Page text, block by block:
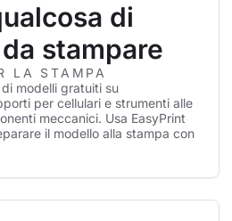
di
stampare
LA STAMPA
modelli gratuiti su
per cellulari e strumenti alle
meccanici. Usa EasyPrint
il modello alla stampa con